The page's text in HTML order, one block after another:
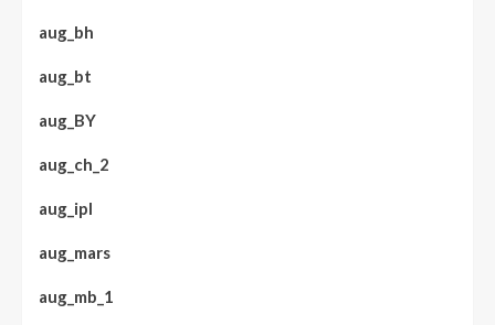
aug_bh
aug_bt
aug_BY
aug_ch_2
aug_ipl
aug_mars
aug_mb_1